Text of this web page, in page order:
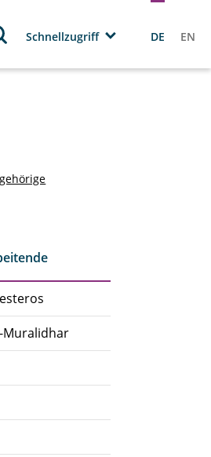
Schnellzugriff DE EN
Muralidhar